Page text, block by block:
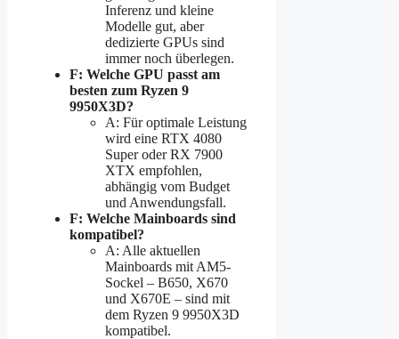
Inferenz und kleine
Modelle gut, aber
dedizierte GPUs sind
immer noch überlegen.
F: Welche GPU passt am
besten zum Ryzen 9
9950X3D?
A: Für optimale Leistung
wird eine RTX 4080
Super oder RX 7900
XTX empfohlen,
abhängig vom Budget
und Anwendungsfall.
F: Welche Mainboards sind
kompatibel?
A: Alle aktuellen
Mainboards mit AM5-
Sockel – B650, X670
und X670E – sind mit
dem Ryzen 9 9950X3D
kompatibel.